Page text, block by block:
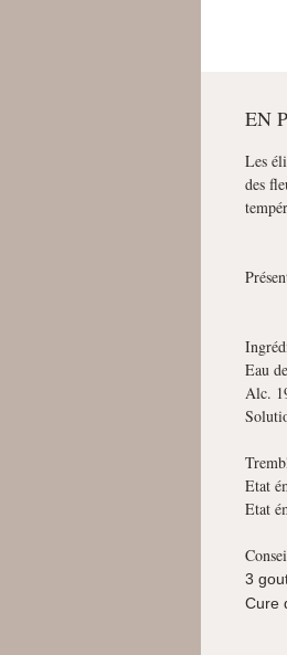
EN
Les
des
Eau
Alc.
Etat
Etat
3
Cure